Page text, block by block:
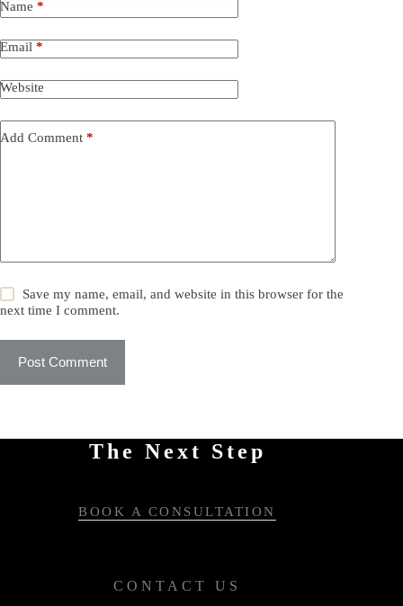
Name *
Email *
Website
Add Comment *
Save my name, email, and website in this browser for the
next time I comment.
Post Comment
t
e
n
t
i
e
The Next Step
BOOK A CONSULTATION
CONTACT US